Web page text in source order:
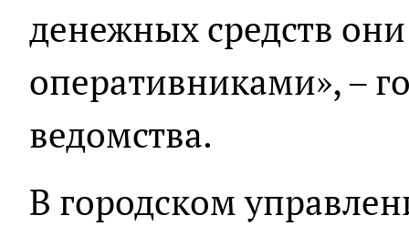
денежных средств
оперативниками», –
ведомства.
В городском